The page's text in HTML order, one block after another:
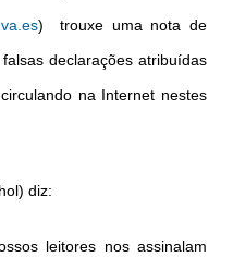
) trouxe uma nota de
declarações atribuídas
na Internet nestes
diz:
leitores nos assinalam